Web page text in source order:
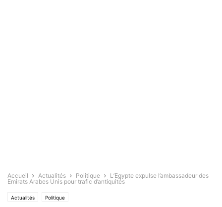
Accueil Actualités Politique
L’Egypte expulse l’ambassadeur des
Emirats Arabes Unis pour trafic d’antiquités
Actualités Politique